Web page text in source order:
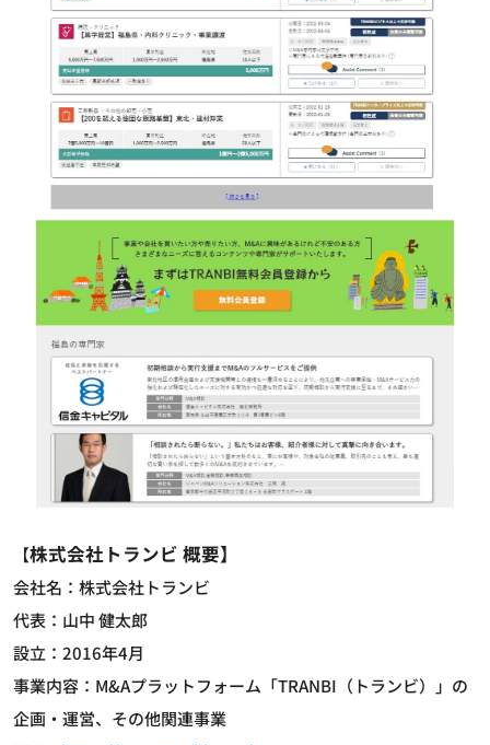
【株式会社トランビ 概要】
会社名：株式会社トランビ
代表：山中 健太郎
設立：2016年4月
事業内容：M&Aプラットフォーム「TRANBI（トランビ）」の
企画・運営、その他関連事業